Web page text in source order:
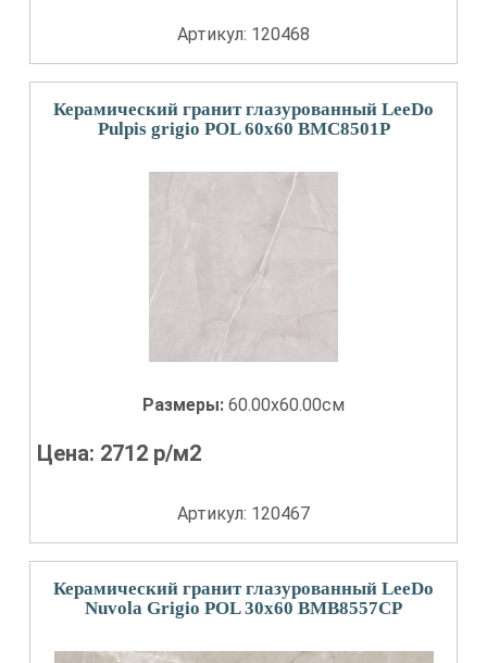
Артикул: 120468
Керамический гранит глазурованный LeeDo
Pulpis grigio POL 60x60 BMC8501P
Размеры: 60.00x60.00см
Цена: 2712 р/м2
Артикул: 120467
Керамический гранит глазурованный LeeDo
Nuvola Grigio POL 30x60 BMB8557CP